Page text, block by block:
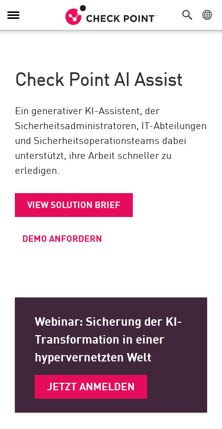
Navigation umschalten
Check Point AI Assist
Ein generativer KI-Assistent, der
Sicherheitsadministratoren, IT-Abteilungen
und Sicherheitsoperationsteams dabei
unterstützt, ihre Arbeit schneller zu
erledigen.
VIEW SOLUTION BRIEF
DEMO ANFORDERN
Webinar: Sicherung der KI-
Transformation in einer
hypervernetzten Welt
JETZT ANMELDEN